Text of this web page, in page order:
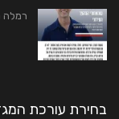
רמלה
בחירת עורכת